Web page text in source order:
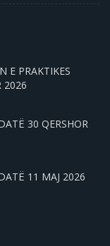
E PRAKTIKES
2026
30 QERSHOR
11 MAJ 2026